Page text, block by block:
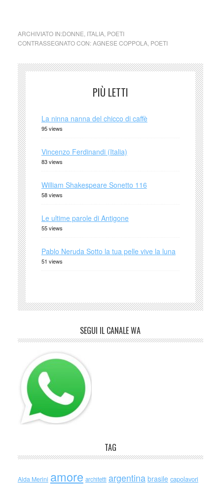
ARCHIVIATO IN:DONNE ITALIA, POETI
CONTRASSEGNATO CON:AGNESE COPPOLA, POETI
PIÙ LETTI
La ninna nanna del chicco di caffè
95 views
Vincenzo Ferdinandi (Italia)
83 views
William Shakespeare Sonetto 116
58 views
Le ultime parole di Antigone
55 views
Pablo Neruda Sotto la tua pelle vive la luna
51 views
SEGUI IL CANALE WA
TAG
Alda Merini amore architetti argentina brasile capolavori